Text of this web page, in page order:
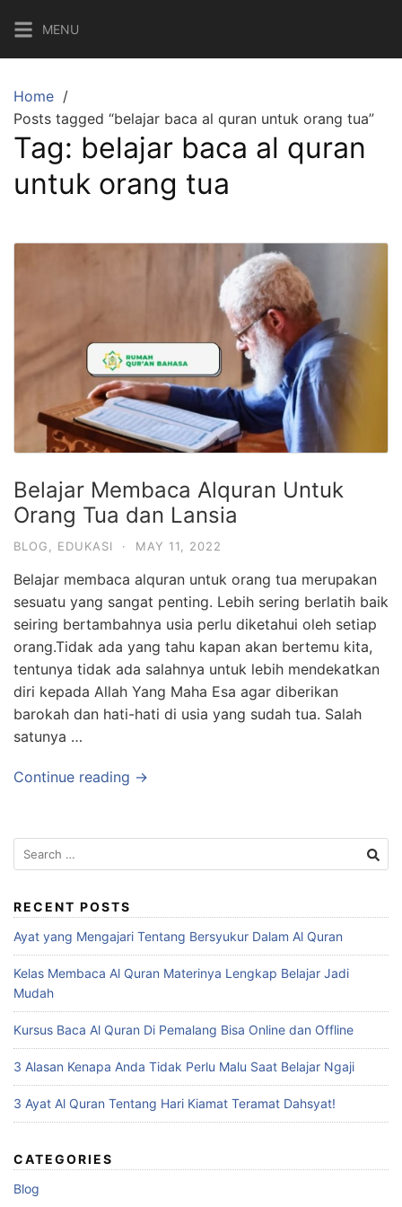
content
MENU
Home
Posts tagged “belajar baca al quran untuk orang tua”
Tag: belajar baca al quran
untuk orang tua
Belajar Membaca Alquran Untuk
Orang Tua dan Lansia
BLOG, EDUKASI · MAY 11, 2022
Belajar membaca alquran untuk orang tua merupakan
sesuatu yang sangat penting. Lebih sering berlatih baik
seiring bertambahnya usia perlu diketahui oleh setiap
orang.Tidak ada yang tahu kapan akan bertemu kita,
tentunya tidak ada salahnya untuk lebih mendekatkan
diri kepada Allah Yang Maha Esa agar diberikan
barokah dan hati-hati di usia yang sudah tua. Salah
satunya …
Continue reading →
Search
for:
RECENT POSTS
Ayat yang Mengajari Tentang Bersyukur Dalam Al Quran
Kelas Membaca Al Quran Materinya Lengkap Belajar Jadi
Mudah
Kursus Baca Al Quran Di Pemalang Bisa Online dan Offline
3 Alasan Kenapa Anda Tidak Perlu Malu Saat Belajar Ngaji
3 Ayat Al Quran Tentang Hari Kiamat Teramat Dahsyat!
CATEGORIES
Blog